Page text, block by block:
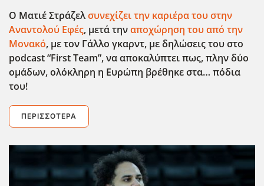
Ο Ματιέ Στράζελσυνεχίζει την καριέρα του στην
Αναντολού Εφές, μετά τηναποχώρηση του από την
Μονακό, με τον Γάλλο γκαρντ, με δηλώσεις του στο
podcast“FirstTeam”, να αποκαλύπτει πως, πλην δύο
ομάδων, ολόκληρη η Ευρώπη βρέθηκε στα… πόδια
του!
ΠΕΡΙΣΣΌΤΕΡΑ